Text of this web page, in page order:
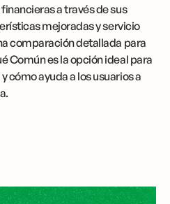
a través de sus
mejoradas y servicio
comparación detallada para
Común es la opción ideal para
cómo ayuda a los usuarios a